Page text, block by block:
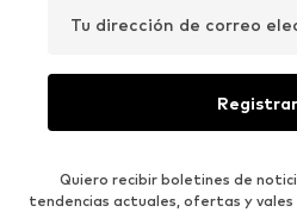
Tu dirección de correo
Quiero recibir boletines de
tendencias actuales, ofertas y vales